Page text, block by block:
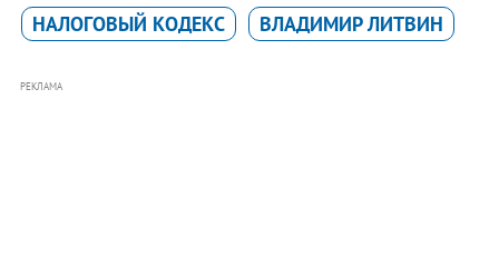
НАЛОГОВЫЙ КОДЕКС
ВЛАДИМИР ЛИТВИН
РЕКЛАМА